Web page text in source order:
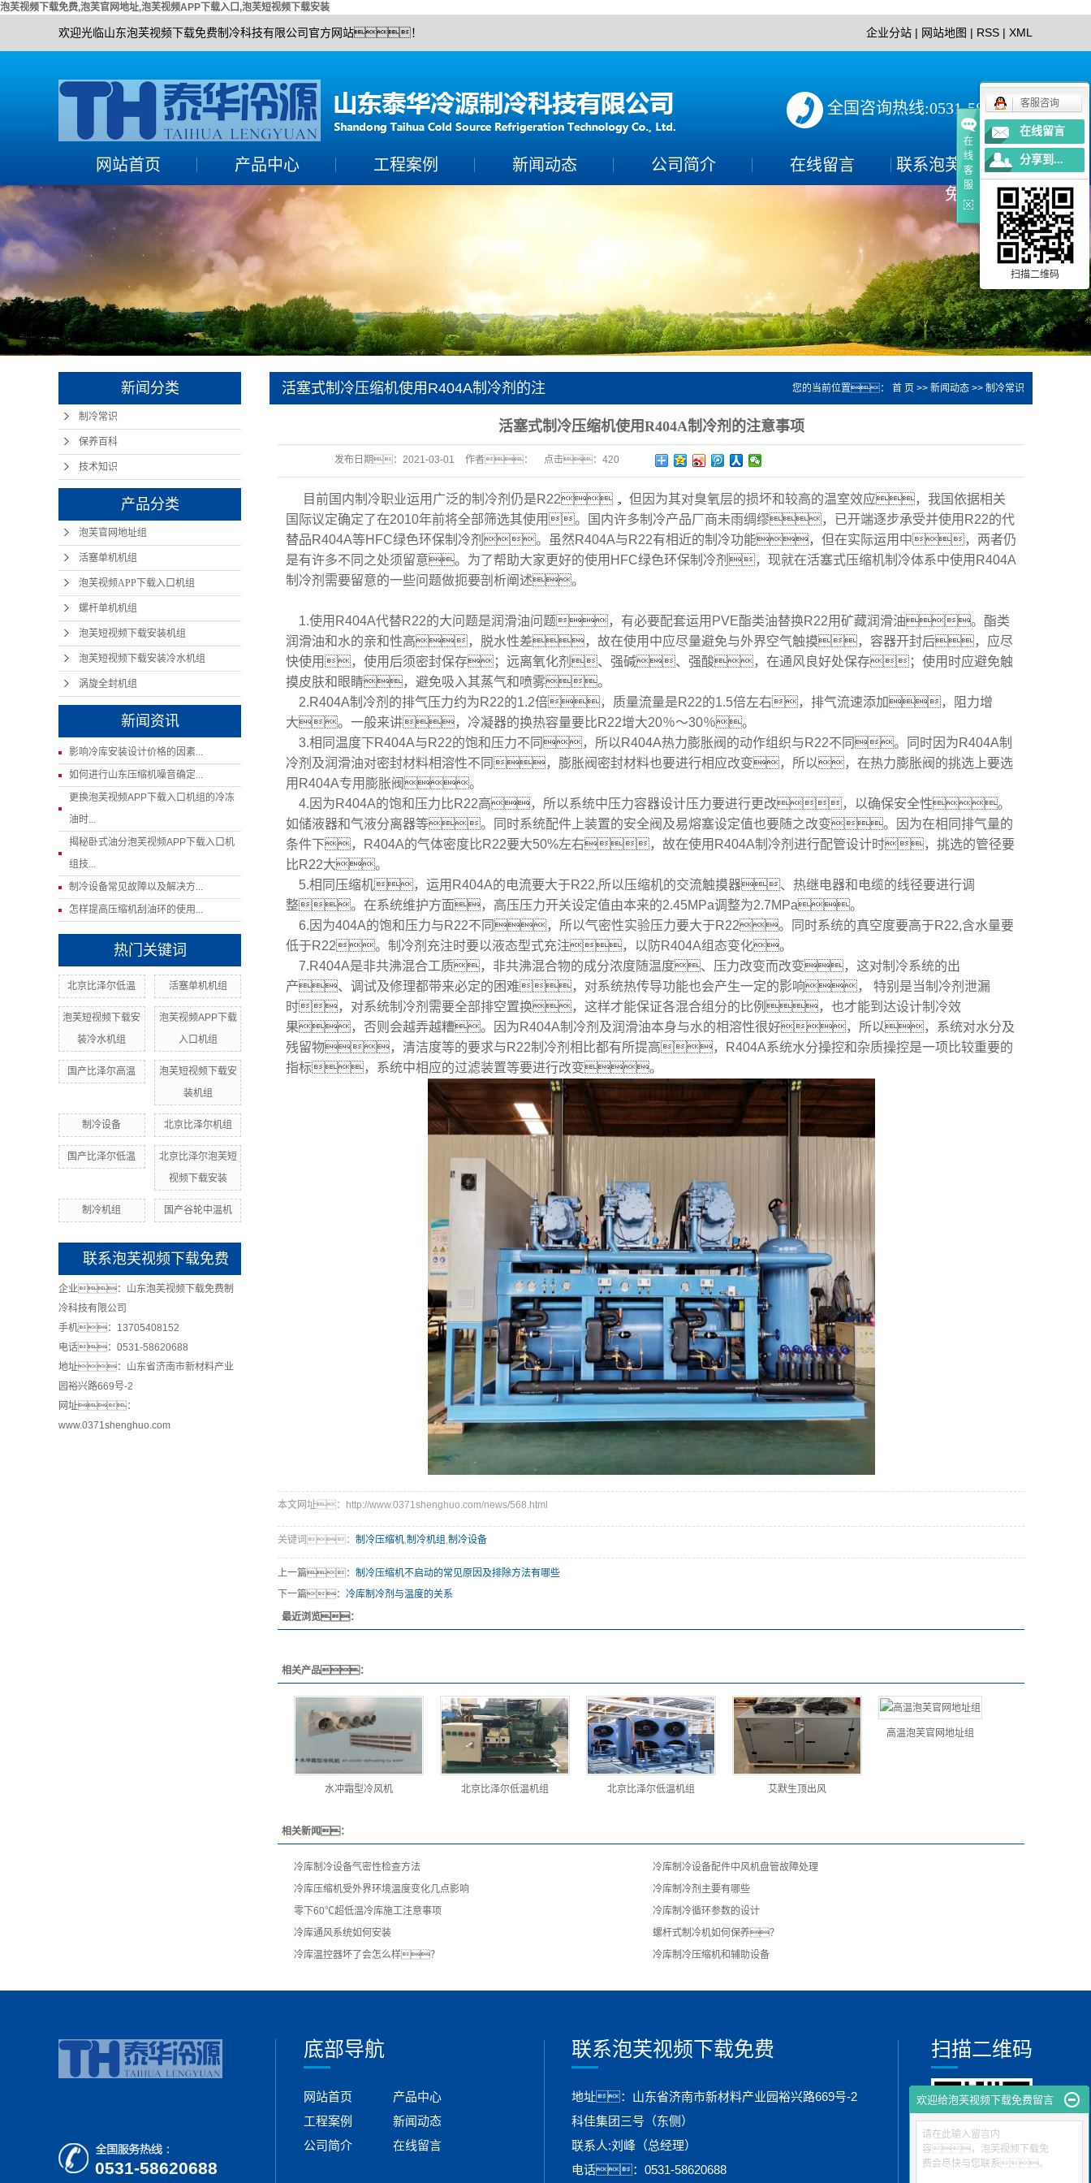
泡芙视频下载免费,泡芙官网地址,泡芙视频APP下载入口,泡芙短视频下载安装
欢迎光临山东泡芙视频下载免费制冷科技有限公司官方网站！ 企业分站 | 网站地图 | RSS | XML
全国咨询热线:0531-58620688
网站首页 产品中心
泡芙官网地址组
活塞单机机组
泡芙视频APP下载入口
机组
螺杆单机机组
泡芙短视频下载安装机
组
泡芙短视频下载安装冷
水机组
涡旋全封机组
工程案例 新闻动态 公司简介 在线留言
联系泡芙视频下载
免费
联系方式
新闻分类
制冷常识
保养百科
技术知识
产品分类
泡芙官网地址组
活塞单机机组
泡芙视频APP下载入口机组
螺杆单机机组
泡芙短视频下载安装机组
泡芙短视频下载安装冷水机组
涡旋全封机组
新闻资讯
影响冷库安装设计价格的因素...
如何进行山东压缩机噪音确定...
更换泡芙视频APP下载入口机组的冷冻
油时...
揭秘卧式油分泡芙视频APP下载入口机
组技...
制冷设备常见故障以及解决方...
怎样提高压缩机刮油环的使用...
热门关键词
北京比泽尔低温 活塞单机机组
泡芙短视频下载安
装冷水机组
泡芙视频APP下载
入口机组
国产比泽尔高温
泡芙短视频下载安
装机组
制冷设备 北京比泽尔机组
国产比泽尔低温
北京比泽尔泡芙短
视频下载安装
制冷机组 国产谷轮中温机
联系泡芙视频下载免费
企业：山东泡芙视频下载免费制
冷科技有限公司
手机：13705408152
电话：0531-58620688
地址：山东省济南市新材料产业
园裕兴路669号-2
网址：
www.0371shenghuo.com
活塞式制冷压缩机使用R404A制冷剂的注
您的当前位置： 首 页 >> 新闻动态 >> 制冷常识
活塞式制冷压缩机使用R404A制冷剂的注意事项
发布日期： 2021-03-01 作者： 点击： 420
目前国内制冷职业运用广泛的制冷剂仍是R22， 但因为其对臭氧层的损坏和较高的温室效应，我国依据相关
国际议定确定了在2010年前将全部筛选其使用。国内许多制冷产品厂商未雨绸缪，已开端逐步承受并使用R22的代
替品R404A等HFC绿色环保制冷剂。虽然R404A与R22有相近的制冷功能，但在实际运用中，两者仍
是有许多不同之处须留意。为了帮助大家更好的使用HFC绿色环保制冷剂，现就在活塞式压缩机制冷体系中使用R404A
制冷剂需要留意的一些问题做扼要剖析阐述。
1.使用R404A代替R22的大问题是润滑油问题，有必要配套运用PVE酯类油替换R22用矿藏润滑油。酯类
润滑油和水的亲和性高，脱水性差，故在使用中应尽量避免与外界空气触摸，容器开封后，应尽
快使用，使用后须密封保存；远离氧化剂、强碱、强酸，在通风良好处保存；使用时应避免触
摸皮肤和眼睛，避免吸入其蒸气和喷雾。
2.R404A制冷剂的排气压力约为R22的1.2倍，质量流量是R22的1.5倍左右，排气流速添加，阻力增
大。一般来讲，冷凝器的换热容量要比R22增大20％～30％。
3.相同温度下R404A与R22的饱和压力不同，所以R404A热力膨胀阀的动作组织与R22不同。同时因为R404A制
冷剂及润滑油对密封材料相溶性不同，膨胀阀密封材料也要进行相应改变，所以，在热力膨胀阀的挑选上要选
用R404A专用膨胀阀。
4.因为R404A的饱和压力比R22高，所以系统中压力容器设计压力要进行更改，以确保安全性。
如储液器和气液分离器等。同时系统配件上装置的安全阀及易熔塞设定值也要随之改变。因为在相同排气量的
条件下，R404A的气体密度比R22要大50%左右，故在使用R404A制冷剂进行配管设计时，挑选的管径要
比R22大。
5.相同压缩机，运用R404A的电流要大于R22,所以压缩机的交流触摸器、热继电器和电缆的线径要进行调
整。在系统维护方面，高压压力开关设定值由本来的2.45MPa调整为2.7MPa。
6.因为404A的饱和压力与R22不同，所以气密性实验压力要大于R22。同时系统的真空度要高于R22,含水量要
低于R22。制冷剂充注时要以液态型式充注，以防R404A组态变化。
7.R404A是非共沸混合工质，非共沸混合物的成分浓度随温度、压力改变而改变，这对制冷系统的出
产、调试及修理都带来必定的困难，对系统热传导功能也会产生一定的影响， 特别是当制冷剂泄漏
时，对系统制冷剂需要全部排空置换，这样才能保证各混合组分的比例，也才能到达设计制冷效
果，否则会越弄越糟。因为R404A制冷剂及润滑油本身与水的相溶性很好，所以，系统对水分及
残留物，清洁度等的要求与R22制冷剂相比都有所提高，R404A系统水分操控和杂质操控是一项比较重要的
指标，系统中相应的过滤装置等要进行改变。
本文网址：http://www.0371shenghuo.com/news/568.html
关键词： 制冷压缩机,制冷机组 ,制冷设备
上一篇： 制冷压缩机不启动的常见原因及排除方法有哪些
下一篇： 冷库制冷剂与温度的关系
最近浏览：
相关产品：
水冲霜型冷风机 北京比泽尔低温机组 北京比泽尔低温机组 艾默生顶出风
高温泡芙官网地址组
相关新闻：
冷库制冷设备气密性检查方法
冷库制冷设备配件中风机盘管故障处理
冷库压缩机受外界环境温度变化几点影响
冷库制冷剂主要有哪些
零下60℃超低温冷库施工注意事项
冷库制冷循环参数的设计
冷库通风系统如何安装
螺杆式制冷机如何保养？
冷库温控器坏了会怎么样？
冷库制冷压缩机和辅助设备
0531-58620688
底部导航
网站首页
产品中心
工程案例
新闻动态
公司简介
在线留言
联系泡芙视频下载免费
地址：山东省济南市新材料产业园裕兴路669号-2
科佳集团三号（东侧）
联系人:刘峰（总经理）
电话：0531-58620688
扫描二维码
在
线
客
服
客服咨询
在线留言
分享到...
扫描二维码
欢迎给泡芙视频下载免费留言
请在此输入留言内
容，泡芙视频下载免
费会尽快与您联系。